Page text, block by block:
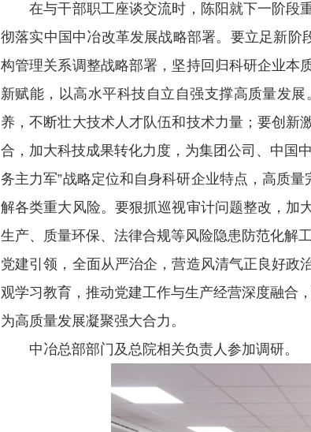
在与干部职工座谈交流时，陈阳就下一阶段
彻落实中国中冶改革发展战略部署。要立足新阶
构管理关系调整战略部署，坚持回归科研企业本
新赋能，以高水平科技自立自强支撑高质量发
养，不断壮大技术人才队伍和技术力量；要创新
合，加大科技成果转化力度，为集团公司、中国
务主力军”战略定位和自身科研企业特点，高质
解各类重大风险。要狠抓巡视审计问题整改，加
生产、质量环保、法律合规等风险隐患防范化解
党建引领，全面从严治企，营造风清气正良好政
观学习教育，推动党建工作与生产经营深度融合
为高质量发展凝聚强大合力。
中冶总部部门及总 院相关负责人参加调研。